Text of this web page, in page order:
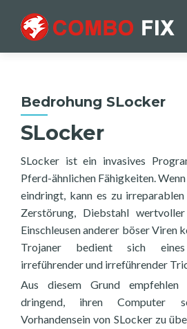
Bedrohung SLocker
SLocker
SLocker ist ein invasives
Pferd-ähnlichen Fähigkeiten.
eindringt, kann es zu
Zerstörung, Diebstahl
Einschleusen anderer böser Viren
Trojaner bedient sich
irreführender und irreführender
Aus diesem Grund empfehlen
dringend, ihren Computer
Vorhandensein von SLocker zu